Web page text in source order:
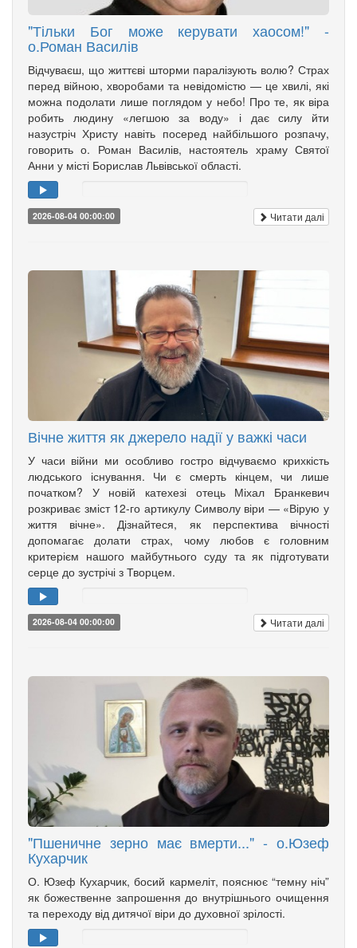
"Тільки Бог може керувати хаосом!" -
о.Роман Василів
Відчуваєш, що життєві шторми паралізують волю? Страх
перед війною, хворобами та невідомістю — це хвилі, які
можна подолати лише поглядом у небо! Про те, як віра
робить людину «легшою за воду» і дає силу йти
назустріч Христу навіть посеред найбільшого розпачу,
говорить о. Роман Василів, настоятель храму Святої
Анни у місті Борислав Львівської області.
2026-08-04 00:00:00 Читати далі
Вічне життя як джерело надії у важкі часи
У часи війни ми особливо гостро відчуваємо крихкість
людського існування. Чи є смерть кінцем, чи лише
початком? У новій катехезі отець Міхал Бранкевич
розкриває зміст 12-го артикулу Символу віри — «Вірую у
життя вічне». Дізнайтеся, як перспектива вічності
допомагає долати страх, чому любов є головним
критерієм нашого майбутнього суду та як підготувати
серце до зустрічі з Творцем.
2026-08-04 00:00:00 Читати далі
"Пшеничне зерно має вмерти..." - о.Юзеф
Кухарчик
О. Юзеф Кухарчик, босий кармеліт, пояснює “темну ніч”
як божественне запрошення до внутрішнього очищення
та переходу від дитячої віри до духовної зрілості.